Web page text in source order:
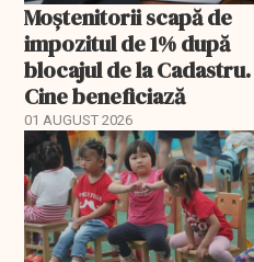
Moștenitorii scapă de
impozitul de 1% după
blocajul de la Cadastru.
Cine beneficiază
01 AUGUST 2026